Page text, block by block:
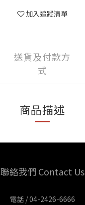
加入追蹤清單
送貨及付款方
式
商品描述
聯絡我們 Contact Us
電話 / 04-2426-6666